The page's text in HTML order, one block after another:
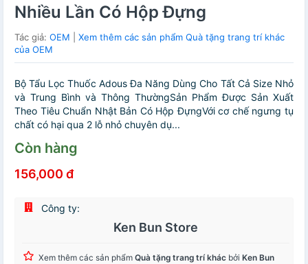
Nhiều Lần Có Hộp Đựng
Tác giả: OEM
Xem thêm các sản phẩm Quà tặng trang trí khác
của OEM
Bộ Tẩu Lọc Thuốc Adous Đa Năng Dùng Cho Tất Cả Size Nhỏ
và Trung Bình và Thông ThườngSản Phẩm Được Sản Xuất
Theo Tiêu Chuẩn Nhật Bản Có Hộp ĐựngVới cơ chế ngưng tụ
chất có hại qua 2 lỗ nhỏ chuyên dụ...
Còn hàng
156,000 đ
Công ty:
Ken Bun Store
Xem thêm các sản phẩm Quà tặng trang trí khác bởi Ken Bun